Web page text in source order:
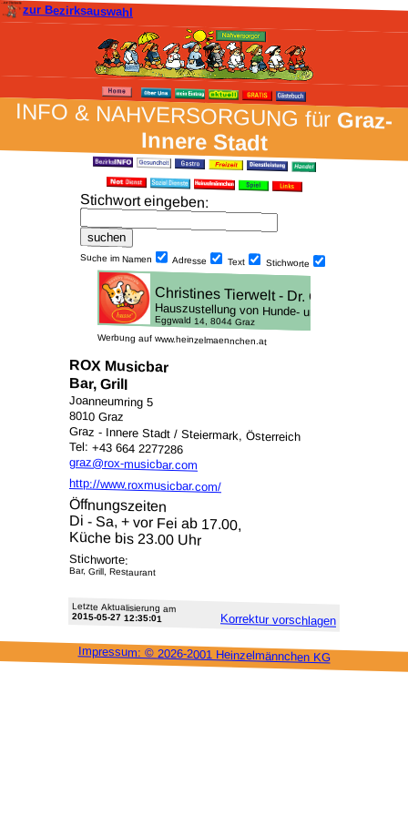
zur Bezirksauswahl
INFO & NAH­VER­SORG­UNG fürGraz-
Innere Stadt
Stich­wort ein­geben:
Suche im Namen Adresse Text Stich­worte
Werbung auf www.heinzelmaennchen.at
ROX Musicbar
Bar, Grill
Joanneumring 5
8010 Graz
Graz - Innere Stadt / Steiermark, Österreich
Tel: +43 664 2277286
graz@rox-musicbar.com
http://www.roxmusicbar.com/
Öffnungszeiten
Di - Sa, + vor Fei ab 17.00,
Küche bis 23.00 Uhr
Stichworte:
Bar, Grill, Restaurant
Letzte Aktu­alisie­rung am
2015-05-27 12:35:01 Korrektur vor­schlagen
Impressum: © 2026-2001 Heinzel­männchen KG